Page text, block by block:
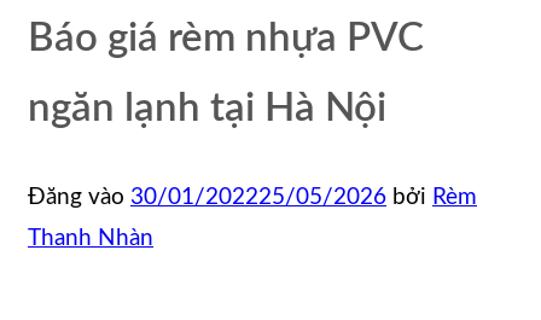
Báo giá rèm nhựa PVC
ngăn lạnh tại Hà Nội
Đăng vào 30/01/202225/05/2026 bởi Rèm
Thanh Nhàn